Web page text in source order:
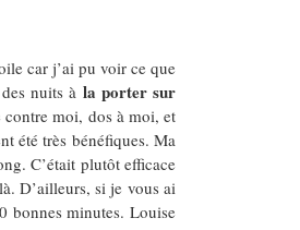
car j’ai pu voir ce que
nuits à la porter sur
contre moi, dos à moi, et
été très bénéfiques. Ma
C’était plutôt efficace
D’ailleurs, si je vous ai
bonnes minutes. Louise